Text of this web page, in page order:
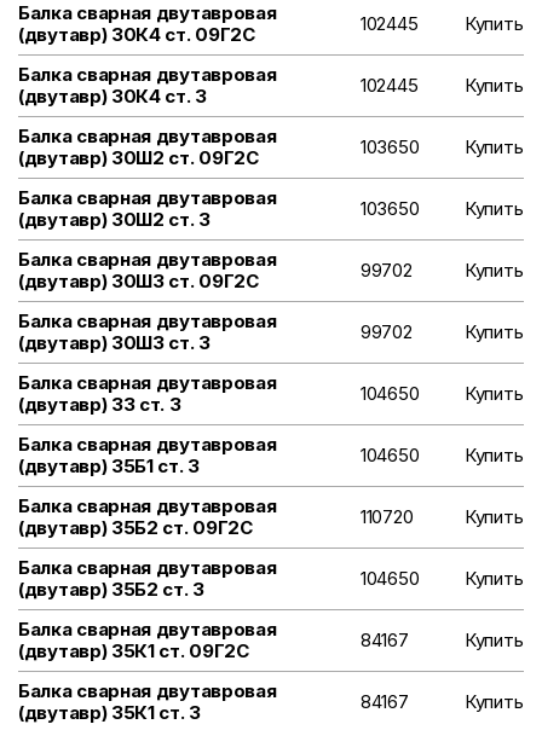
Балка сварная двутавровая
(двутавр) 30К4 ст. 09Г2С
102445 Купить
Балка сварная двутавровая
(двутавр) 30К4 ст. 3
102445 Купить
Балка сварная двутавровая
(двутавр) 30Ш2 ст. 09Г2С
103650 Купить
Балка сварная двутавровая
(двутавр) 30Ш2 ст. 3
103650 Купить
Балка сварная двутавровая
(двутавр) 30Ш3 ст. 09Г2С
99702 Купить
Балка сварная двутавровая
(двутавр) 30Ш3 ст. 3
99702 Купить
Балка сварная двутавровая
(двутавр) 33 ст. 3
104650 Купить
Балка сварная двутавровая
(двутавр) 35Б1 ст. 3
104650 Купить
Балка сварная двутавровая
(двутавр) 35Б2 ст. 09Г2С
110720 Купить
Балка сварная двутавровая
(двутавр) 35Б2 ст. 3
104650 Купить
Балка сварная двутавровая
(двутавр) 35К1 ст. 09Г2С
84167 Купить
Балка сварная двутавровая
(двутавр) 35К1 ст. 3
84167 Купить